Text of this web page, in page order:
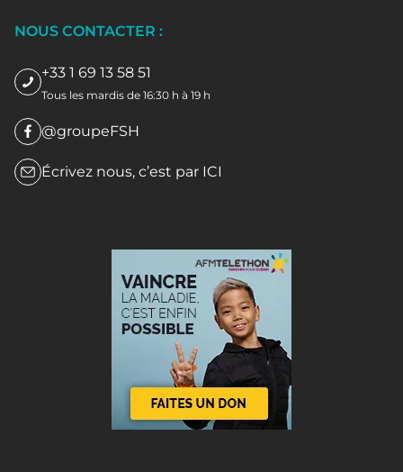
NOUS CONTACTER :
+33 1 69 13 58 51
Tous les mardis de 16:30 h à 19 h
@groupeFSH
Écrivez nous, c’est par ICI